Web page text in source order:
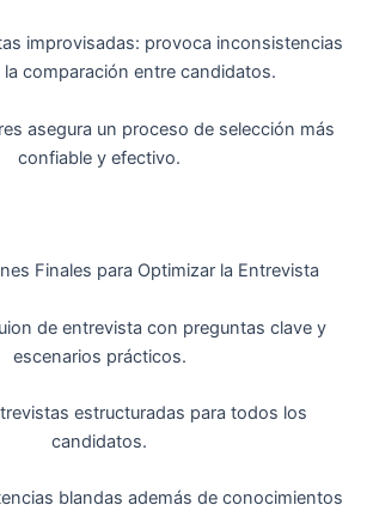
improvisadas: provoca inconsistencias
comparación entre candidatos.
asegura un proceso de selección más
confiable y efectivo.
Finales para Optimizar la Entrevista
de entrevista con preguntas clave y
escenarios prácticos.
estructuradas para todos los
candidatos.
blandas además de conocimientos